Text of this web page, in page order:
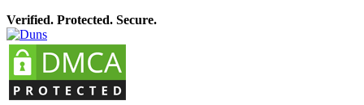
Verified. Protected. Secure.